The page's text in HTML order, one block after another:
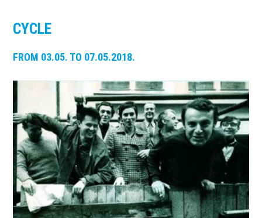
CYCLE
FROM 03.05. TO 07.05.2018.